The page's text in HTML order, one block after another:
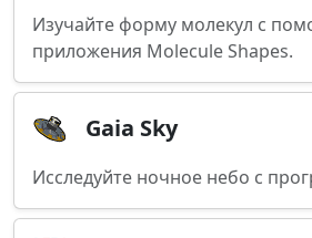
Изучайте форму молекул с
приложения Molecule Shapes.
Gaia Sky
Исследуйте ночное небо с